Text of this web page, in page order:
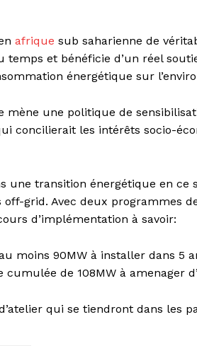
afrique sub saharienne de
temps et bénéficie d’un réel
énergétique sur
une politique de
concilierait les intérêts socio-
une transition énergétique en ce
grid. Avec deux programmes
d’implémentation à savoir:
moins 90MW à installer dans 5
de 108MW à amenager
qui se tiendront dans les